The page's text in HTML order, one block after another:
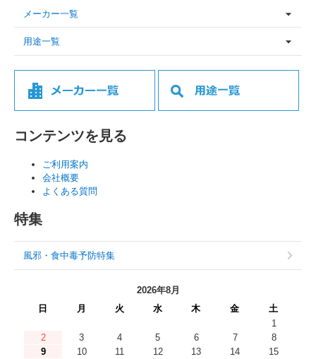
メーカー一覧
用途一覧
コンテンツを見る
ご利用案内
会社概要
よくある質問
特集
風邪・食中毒予防特集
2026年8月
日
月 火 水 木 金
土
1
2
3 4 5 6 7
8
9
10 11 12 13 14
15